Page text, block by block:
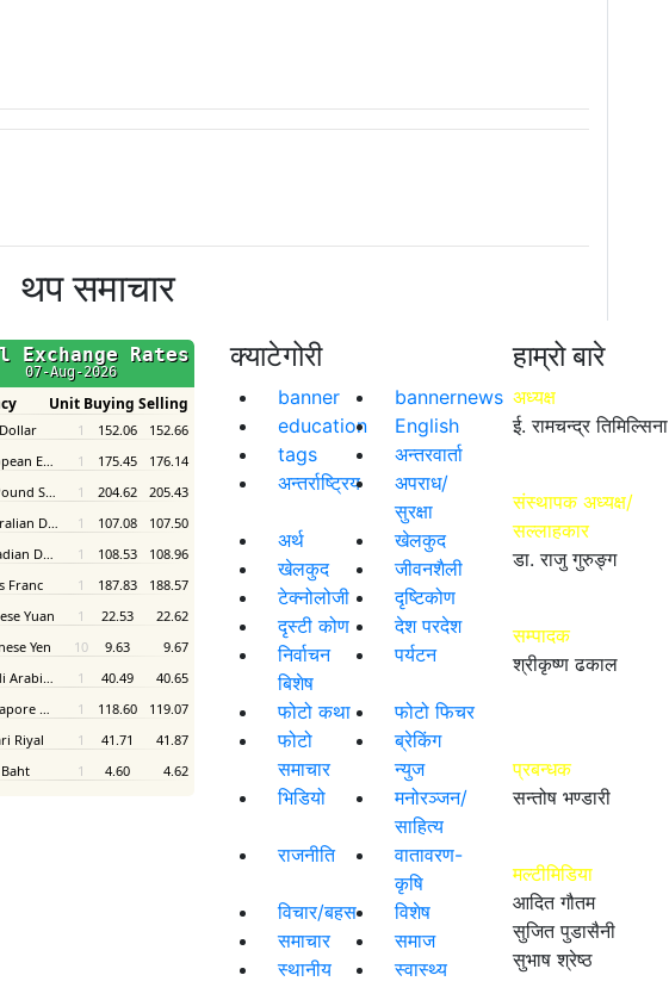
थप समाचार
क्याटेगोरी
banner
bannernews
education
English
tags
अन्तरवार्ता
अन्तर्राष्ट्रिय
अपराध/
सुरक्षा
अर्थ
खेलकुद
खेलकुद
जीवनशैली
टेक्नोलोजी
दृष्टिकोण
दृस्टी कोण
देश परदेश
निर्वाचन
बिशेष
पर्यटन
फोटो कथा
फोटो फिचर
फोटो
समाचार
ब्रेकिंग
न्युज
भिडियो
मनोरञ्जन/
साहित्य
राजनीति
वातावरण-
कृषि
विचार/बहस
विशेष
समाचार
समाज
स्थानीय
स्वास्थ्य
हाम्रो बारे
अध्यक्ष
ई. रामचन्द्र तिमिल्सिना
संस्थापक अध्यक्ष/
सल्लाहकार
डा. राजु गुरुङ्ग
सम्पादक
श्रीकृष्ण ढकाल
प्रबन्धक
सन्तोष भण्डारी
मल्टीमिडिया
आदित गौतम
सुजित पुडासैनी
सुभाष श्रेष्ठ